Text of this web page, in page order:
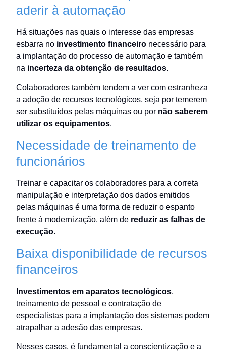
aderir à automação
Há situações nas quais o interesse das empresas
esbarra no investimento financeiro necessário para
a implantação do processo de automação e também
na incerteza da obtenção de resultados.
Colaboradores também tendem a ver com estranheza
a adoção de recursos tecnológicos, seja por temerem
ser substituídos pelas máquinas ou por não saberem
utilizar os equipamentos.
Necessidade de treinamento de
funcionários
Treinar e capacitar os colaboradores para a correta
manipulação e interpretação dos dados emitidos
pelas máquinas é uma forma de reduzir o espanto
frente à modernização, além de reduzir as falhas de
execução.
Baixa disponibilidade de recursos
financeiros
Investimentos em aparatos tecnológicos,
treinamento de pessoal e contratação de
especialistas para a implantação dos sistemas podem
atrapalhar a adesão das empresas.
Nesses casos, é fundamental a conscientização e a